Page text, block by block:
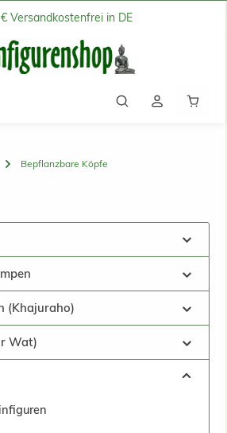
Versandkostenfrei in DE
Bepflanzbare Köpfe
(Khajuraho)
Wat)